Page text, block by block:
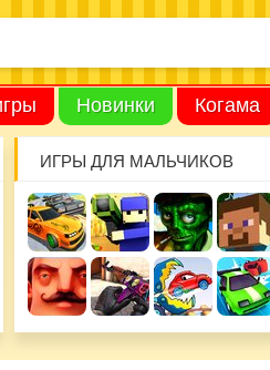
Новинки Когама
ИГРЫ ДЛЯ МАЛЬЧИКОВ